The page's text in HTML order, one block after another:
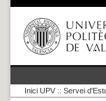
Inici UPV :: Servei